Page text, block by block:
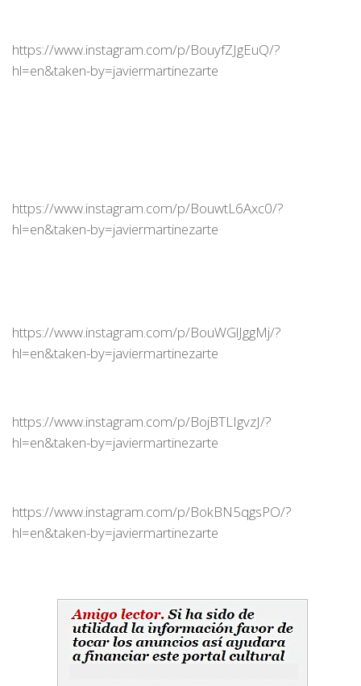
https://www.instagram.com/p/BouyfZJgEuQ/?
hl=en&taken-by=javiermartinezarte
https://www.instagram.com/p/BouwtL6Axc0/?
hl=en&taken-by=javiermartinezarte
https://www.instagram.com/p/BouWGlJggMj/?
hl=en&taken-by=javiermartinezarte
https://www.instagram.com/p/BojBTLIgvzJ/?
hl=en&taken-by=javiermartinezarte
https://www.instagram.com/p/BokBN5qgsPO/?
hl=en&taken-by=javiermartinezarte